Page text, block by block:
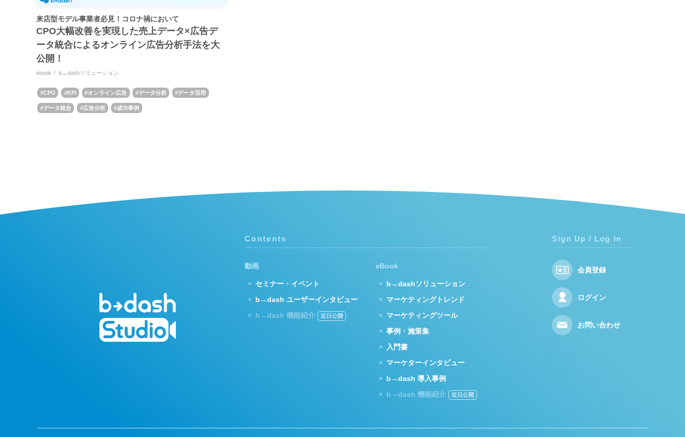
来店型モデル事業者必見！コロナ禍において
CPO大幅改善を実現した売上データ×広告デ
ータ統合によるオンライン広告分析手法を大
公開！
ebook b→dashソリューション
CPO KPI オンライン広告 データ分析 データ活用
データ統合 広告分析 成功事例
Contents
動画
セミナー・イベント
b→dash ユーザーインタビュー
b→dash 機能紹介
eBook
b→dashソリューション
マーケティングトレンド
マーケティングツール
事例・施策集
入門書
マーケターインタビュー
b→dash 導入事例
b→dash 機能紹介
Sign Up / Log In
会員登録
ログイン
お問い合わせ